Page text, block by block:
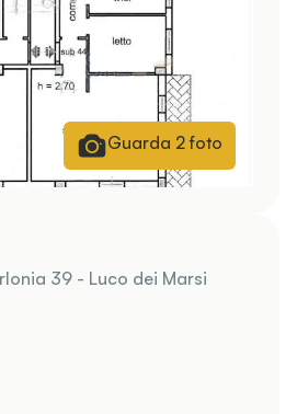
Guarda 2foto
39 - Luco dei Marsi